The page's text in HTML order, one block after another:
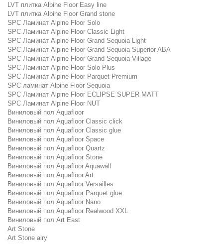
LVT плитка Alpine Floor Easy line
LVT плитка Alpine Floor Grand stone
SPC Ламинат Alpine Floor Solo
SPC Ламинат Alpine Floor Classic Light
SPC Ламинат Alpine Floor Grand Sequoia Light
SPC Ламинат Alpine Floor Grand Sequoia Superior ABA
SPC Ламинат Alpine Floor Grand Sequoia Village
SPC Ламинат Alpine Floor Solo Plus
SPC Ламинат Alpine Floor Parquet Premium
SPC ламинат Alpine Floor Sequoia
SPC Ламинат Alpine Floor ECLIPSE SUPER MATT
SPC Ламинат Alpine Floor NUT
Виниловый пол Aquafloor
Виниловый пол Aquafloor Classic click
Виниловый пол Aquafloor Classic glue
Виниловый пол Aquafloor Space
Виниловый пол Aquafloor Quartz
Виниловый пол Aquafloor Stone
Виниловый пол Aquafloor Aquawall
Виниловый пол Aquafloor Art
Виниловый пол Aquafloor Versailles
Виниловый пол Aquafloor Parquet glue
Виниловый пол Aquafloor Nano
Виниловый пол Aquafloor Realwood XXL
Виниловый пол Art East
Art Stone
Art Stone airy